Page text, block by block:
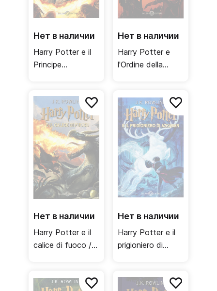
Нет в наличии
Harry Potter e il
Principe
полукровка
Нет в наличии
Harry Potter e
l'Ordine della
Нет в наличии
Harry Potter e il
calice di fuoco /
Нет в наличии
Harry Potter e il
prigioniero di